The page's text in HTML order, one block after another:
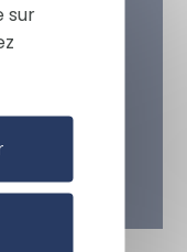
sur
données